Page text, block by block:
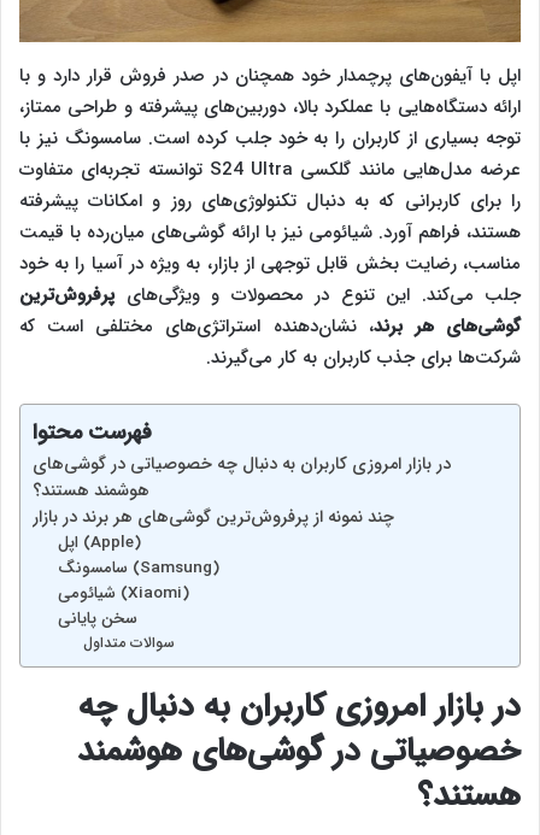
اپل با آیفون‌های پرچمدار خود همچنان در صدر فروش قرار دارد و با
ارائه دستگاه‌هایی با عملکرد بالا، دوربین‌های پیشرفته و طراحی ممتاز،
توجه بسیاری از کاربران را به خود جلب کرده است. سامسونگ نیز با
عرضه مدل‌هایی مانند گلکسی S24 Ultra توانسته تجربه‌ای متفاوت
را برای کاربرانی که به دنبال تکنولوژی‌های روز و امکانات پیشرفته
هستند، فراهم آورد. شیائومی نیز با ارائه گوشی‌های میان‌رده با قیمت
مناسب، رضایت بخش قابل توجهی از بازار، به ویژه در آسیا را به خود
جلب می‌کند. این تنوع در محصولات و ویژگی‌هایپرفروش‌ترین
گوشی‌های هر برند، نشان‌دهنده استراتژی‌های مختلفی است که
شرکت‌ها برای جذب کاربران به کار می‌گیرند.
فهرست محتوا
در بازار امروزی کاربران به دنبال چه خصوصیاتی در گوشی‌های
هوشمند هستند؟
چند نمونه از پرفروش‌ترین گوشی‌های هر برند در بازار
اپل (Apple)
سامسونگ (Samsung)
شیائومی (Xiaomi)
سخن پایانی
سوالات متداول
در بازار امروزی کاربران به دنبال چه
خصوصیاتی در گوشی‌های هوشمند
هستند؟